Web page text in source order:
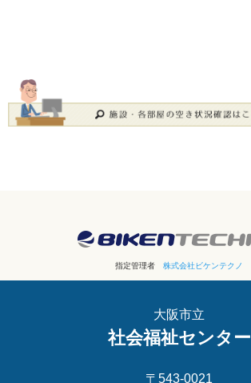
指定管理者 株式会社ビケンテクノ
大阪市立
社会福祉センター
〒543-0021